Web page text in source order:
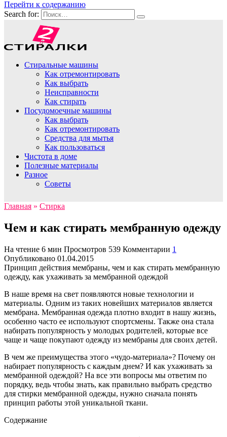
Перейти к содержанию
Search for:
Стиральные машины
Как отремонтировать
Как выбрать
Неисправности
Как стирать
Посудомоечные машины
Как выбрать
Как отремонтировать
Средства для мытья
Как пользоваться
Чистота в доме
Полезные материалы
Разное
Советы
Главная » Стирка
Чем и как стирать мембранную одежду
На чтение 6 мин Просмотров 539 Комментарии 1
Опубликовано 01.04.2015
Принцип действия мембраны, чем и как стирать мембранную
одежду, как ухаживать за мембранной одеждой
В наше время на свет появляются новые технологии и
материалы. Одним из таких новейших материалов является
мембрана. Мембранная одежда плотно входит в нашу жизнь,
особенно часто ее используют спортсмены. Также она стала
набирать популярность у молодых родителей, которые все
чаще и чаще покупают одежду из мембраны для своих детей.
В чем же преимущества этого «чудо-материала»? Почему он
набирает популярность с каждым днем? И как ухаживать за
мембранной одеждой? На все эти вопросы мы ответим по
порядку, ведь чтобы знать, как правильно выбрать средство
для стирки мембранной одежды, нужно сначала понять
принцип работы этой уникальной ткани.
Содержание